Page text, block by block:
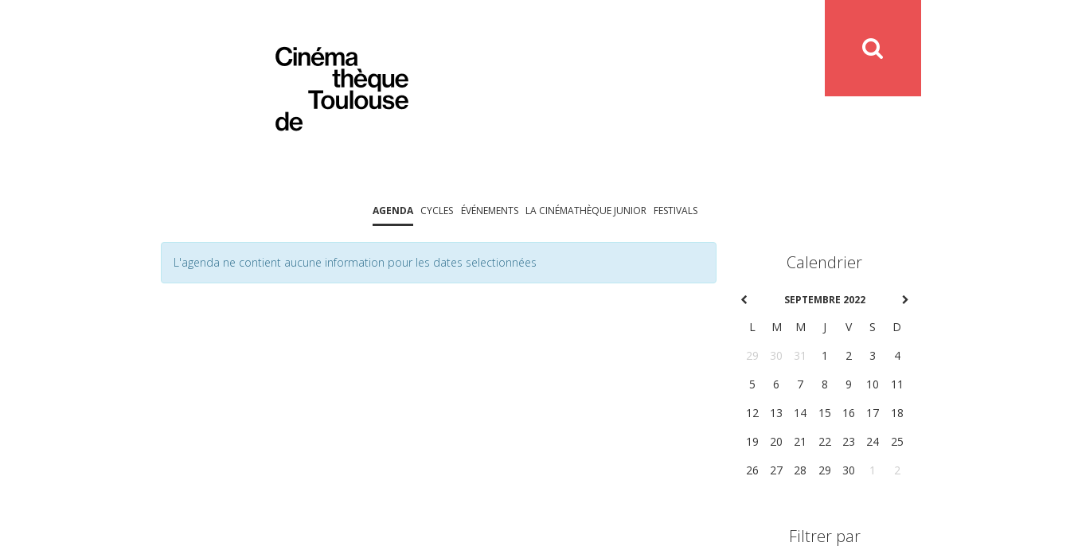
AGENDA CYCLES ÉVÉNEMENTS LA CINÉMATHÈQUE JUNIOR FESTIVALS
L'agenda ne contient aucune information pour les dates selectionnées Calendrier
SEPTEMBRE 2022
L M M J V S
D
29
30 31 1 2 3
4
5
6 7 8 9 10
11
12
13 14 15 16 17
18
19
20 21 22 23 24
25
26
27 28 29 30 1 2
Filtrer par